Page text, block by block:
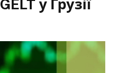
у Грузії